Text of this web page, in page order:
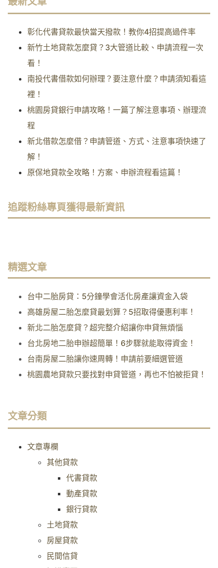
彰化代書貸款最快當天撥款！教你4招提高過件率
新竹土地貸款怎麼貸？3大管道比較、申請流程一次
看！
南投代書借款如何辦理？要注意什麼？申請須知看這
裡！
桃園房貸銀行申請攻略！一篇了解注意事項、辦理流
程
新北借款怎麼借？申請管道、方式、注意事項快速了
解！
原保地貸款全攻略！方案、申辦流程看這篇！
追蹤粉絲專頁獲得最新資訊
精選文章
台中二胎房貸：5分鐘學會活化房產讓資金入袋
高雄房屋二胎怎麼貸最划算？5招取得優惠利率！
新北二胎怎麼貸？超完整介紹讓你申貸無煩惱
台北房地二胎申辦超簡單！6步驟就能取得資金！
台南房屋二胎讓你速周轉！申請前要細選管道
桃園農地貸款只要找對申貸管道，再也不怕被拒貸！
文章分類
文章專欄
其他貸款
代書貸款
動產貸款
銀行貸款
土地貸款
房屋貸款
民間信貸